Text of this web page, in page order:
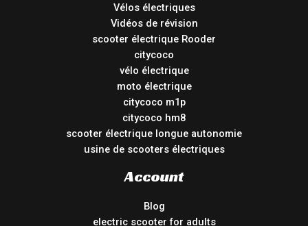
Vélos électriques
Vidéos de révision
scooter électrique Rooder
citycoco
vélo électrique
moto électrique
citycoco m1p
citycoco hm8
scooter électrique longue autonomie
usine de scooters électriques
Account
Blog
electric scooter for adults